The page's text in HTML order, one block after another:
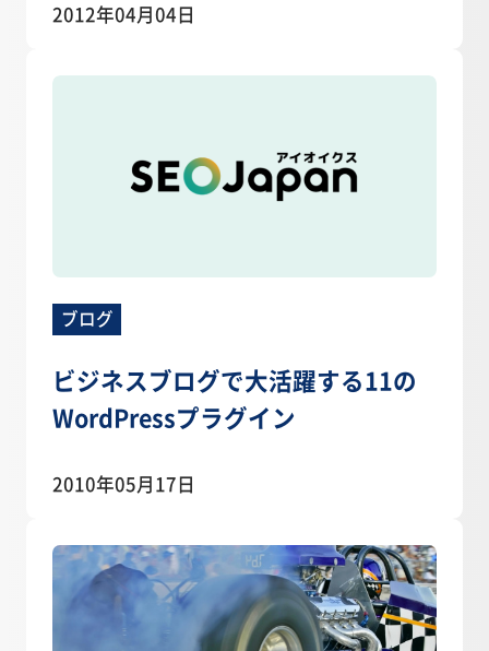
2012年04月04日
ブログ
ビジネスブログで大活躍する11の
WordPressプラグイン
2010年05月17日